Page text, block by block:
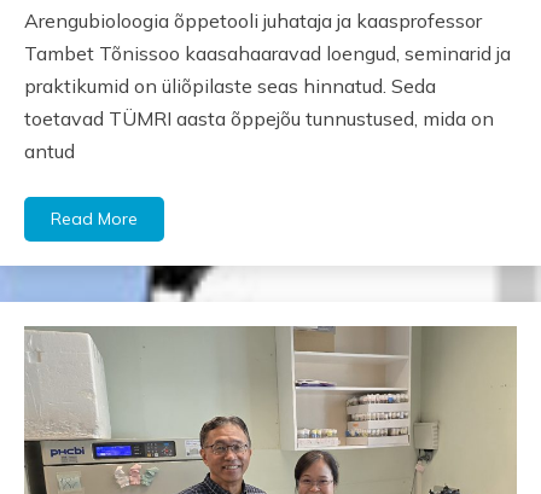
Arengubioloogia õppetooli juhataja ja kaasprofessor
Tambet Tõnissoo kaasahaaravad loengud, seminarid ja
praktikumid on üliõpilaste seas hinnatud. Seda
toetavad TÜMRI aasta õppejõu tunnustused, mida on
antud
Read More